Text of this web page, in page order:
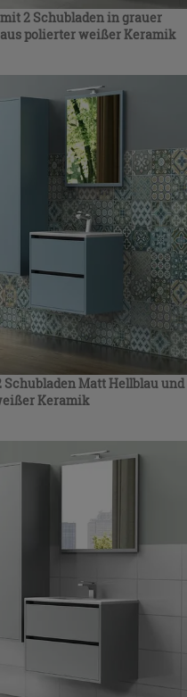
2 Schubladen in grauer
polierter weißer Keramik
Schubladen Matt Hellblau und
Keramik